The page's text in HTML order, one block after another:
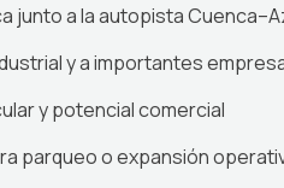
junto a la autopista
y a importantes
y potencial comercial
parqueo o expansión